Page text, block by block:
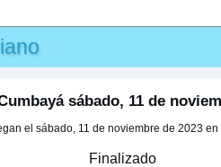
sábado, 11 de
el sábado, 11 de noviembre de 2023 en
Finalizado